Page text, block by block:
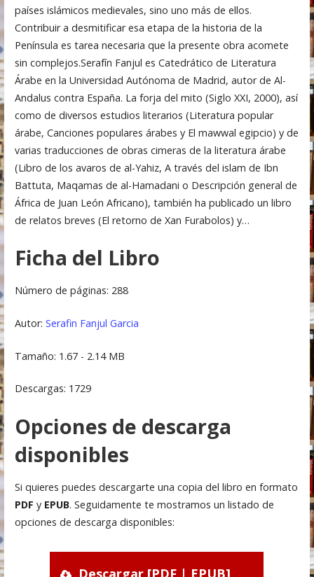
países islámicos medievales, sino uno más de ellos.
Contribuir a desmitificar esa etapa de la historia de la
Península es tarea necesaria que la presente obra acomete
sin complejos.Serafín Fanjul es Catedrático de Literatura
Árabe en la Universidad Autónoma de Madrid, autor de Al-
Andalus contra España. La forja del mito (Siglo XXI, 2000), así
como de diversos estudios literarios (Literatura popular
árabe, Canciones populares árabes y El mawwal egipcio) y de
varias traducciones de obras cimeras de la literatura árabe
(Libro de los avaros de al-Yahiz, A través del islam de Ibn
Battuta, Maqamas de al-Hamadani o Descripción general de
África de Juan León Africano), también ha publicado un libro
de relatos breves (El retorno de Xan Furabolos) y…
Ficha del Libro
Número de páginas: 288
Autor: Serafin Fanjul Garcia
Tamaño: 1.67 - 2.14 MB
Descargas: 1729
Opciones de descarga
disponibles
Si quieres puedes descargarte una copia del libro en formato
PDF y EPUB. Seguidamente te mostramos un listado de
opciones de descarga disponibles: